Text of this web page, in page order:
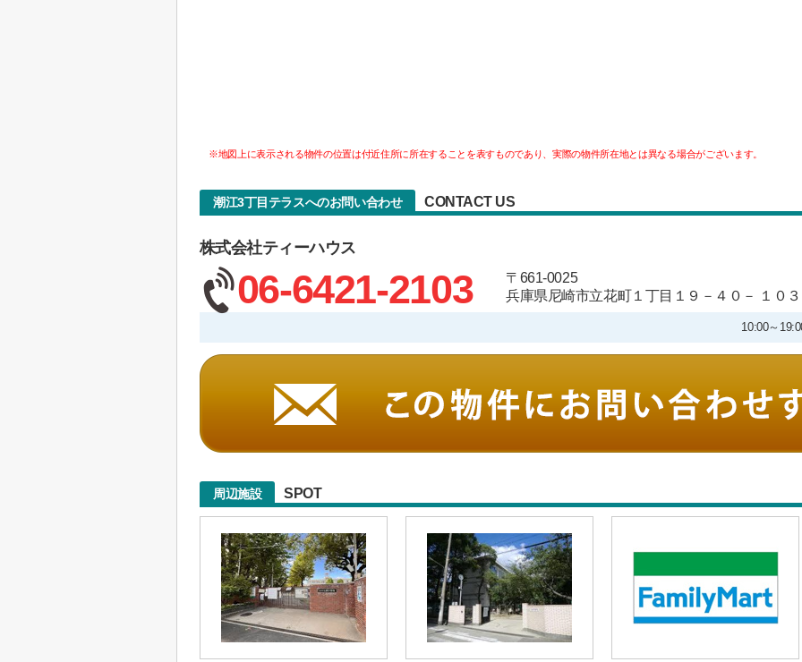
※地図上に表示される物件の位置は付近住所に所在することを表すものであり、実際の物件所在地とは異なる場合がございます。
潮江3丁目テラスへのお問い合わせ CONTACT US
株式会社ティーハウス
06-6421-2103
〒661-0025
兵庫県尼崎市立花町１丁目１９－４０－ １０３
10:00～
周辺施設 SPOT